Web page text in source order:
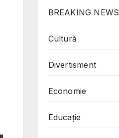
BREAKING NEWS
Cultură
Divertisment
Economie
Educație